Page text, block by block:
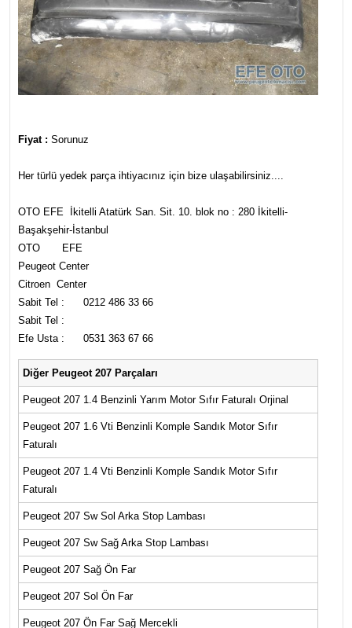
Fiyat : Sorunuz
Her türlü yedek parça ihtiyacınız için bize ulaşabilirsiniz....
OTO EFE İkitelli Atatürk San. Sit. 10. blok no : 280 İkitelli-
Başakşehir-İstanbul
OTO EFE
Peugeot Center
Citroen Center
Sabit Tel : 0212 486 33 66
Sabit Tel :
Efe Usta : 0531 363 67 66
Diğer Peugeot 207 Parçaları
Peugeot 207 1.4 Benzinli Yarım Motor Sıfır Faturalı Orjinal
Peugeot 207 1.6 Vti Benzinli Komple Sandık Motor Sıfır
Faturalı
Peugeot 207 1.4 Vti Benzinli Komple Sandık Motor Sıfır
Faturalı
Peugeot 207 Sw Sol Arka Stop Lambası
Peugeot 207 Sw Sağ Arka Stop Lambası
Peugeot 207 Sağ Ön Far
Peugeot 207 Sol Ön Far
Peugeot 207 Ön Far Sağ Mercekli